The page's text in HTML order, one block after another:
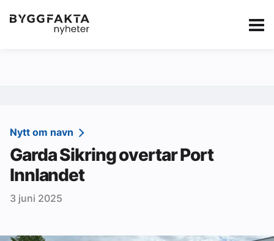
Kategorier Jobbmarkedet Annonsere i
Redaksjonen
Om Byggfakta
Annonsere
Abonnere
Nytt om navn
Garda Sikring overtar Port
Innlandet
3 juni 2025